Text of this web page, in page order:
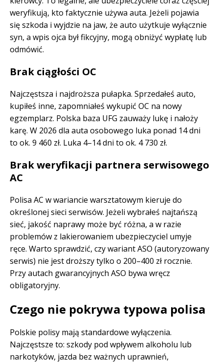
weryfikują, kto faktycznie używa auta. Jeżeli pojawia
się szkoda i wyjdzie na jaw, że auto użytkuje wyłącznie
syn, a wpis ojca był fikcyjny, mogą obniżyć wypłatę lub
odmówić.
Brak ciągłości OC
Najczęstsza i najdroższa pułapka. Sprzedałeś auto,
kupiłeś inne, zapomniałeś wykupić OC na nowy
egzemplarz. Polska baza UFG zauważy lukę i nałoży
karę. W 2026 dla auta osobowego luka ponad 14 dni
to ok. 9 460 zł. Luka 4–14 dni to ok. 4 730 zł.
Brak weryfikacji partnera serwisowego
AC
Polisa AC w wariancie warsztatowym kieruje do
określonej sieci serwisów. Jeżeli wybrałeś najtańszą
sieć, jakość naprawy może być różna, a w razie
problemów z lakierowaniem ubezpieczyciel umyje
ręce. Warto sprawdzić, czy wariant ASO (autoryzowany
serwis) nie jest droższy tylko o 200–400 zł rocznie.
Przy autach gwarancyjnych ASO bywa wręcz
obligatoryjny.
Czego nie pokrywa typowa polisa
Polskie polisy mają standardowe wyłączenia.
Najczęstsze to: szkody pod wpływem alkoholu lub
narkotyków, jazda bez ważnych uprawnień,